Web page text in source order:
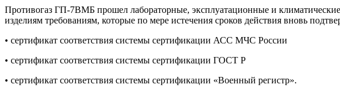
Противогаз ГП-7ВМБ прошел лабораторные, эксплуатационные и
изделиям требованиям, которые по мере истечения сроков действия вновь
• сертификат соответствия системы сертификации АСС МЧС России
• сертификат соответствия системы сертификации ГОСТ Р
• сертификат соответствия системы сертификации «Военный регистр».